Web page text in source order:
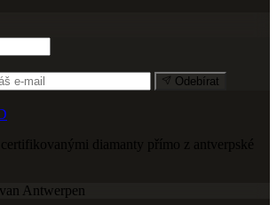
Odebírat
diamanty přímo z antverpské
Antwerpen